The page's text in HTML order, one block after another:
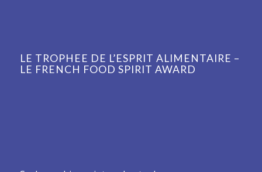
LE TROPHEE DE L’ESPRIT ALIMENTAIRE –
LE FRENCH FOOD SPIRIT AWARD